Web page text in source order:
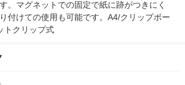
。マグネットでの固定で紙に跡がつきにく
付けての使用も可能です。A4/クリップボー
トクリップ式